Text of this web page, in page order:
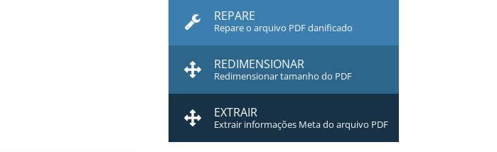
REPARE
Repare o arquivo PDF danificado
REDIMENSIONAR
Redimensionar tamanho do PDF
EXTRAIR
Extrair informações Meta do arquivo PDF